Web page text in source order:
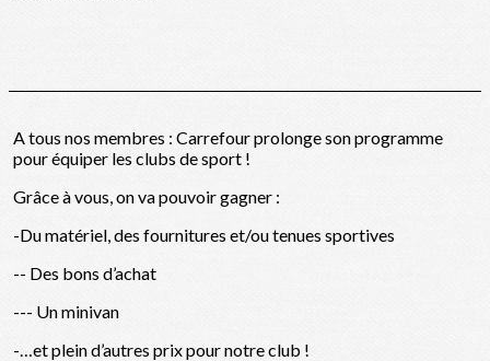
A tous nos membres : Carrefour prolonge son programme
pour équiper les clubs de sport !
Grâce à vous, on va pouvoir gagner :
-Du matériel, des fournitures et/ou tenues sportives
-- Des bons d’achat
--- Un minivan
-…et plein d’autres prix pour notre club !